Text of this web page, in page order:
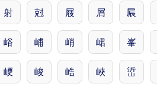
射 尅 屐 屑 屒
峪 峬 峭 峮 峯
峺 峻 峼 峽 峾